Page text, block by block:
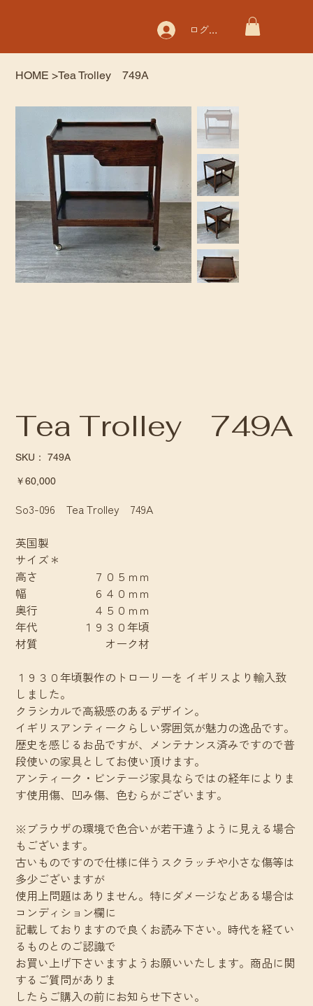
ログイン
HOME >Tea Trolley 749A
Tea Trolley 749A
SKU：
SKU：
749A
価
￥60,000
So3-096 Tea Trolley 749A
英国製
サイズ＊
高さ ７０５ｍｍ
幅 ６４０ｍｍ
奥行 ４５０ｍｍ
年代 １９３０年頃
材質 オーク材
１９３０年頃製作のトローリーを イギリスより輸入致
しました。
クラシカルで高級感のあるデザイン。
イギリスアンティークらしい雰囲気が魅力の逸品です。
歴史を感じるお品ですが、メンテナンス済みですので普
段使いの家具としてお使い頂けます。
アンティーク・ビンテージ家具ならではの経年によりま
す使用傷、凹み傷、色むらがございます。
※ブラウザの環境で色合いが若干違うように見える場合
もございます。
古いものですので仕様に伴うスクラッチや小さな傷等は
多少ございますが
使用上問題はありません。特にダメージなどある場合は
コンディション欄に
記載しておりますので良くお読み下さい。時代を経てい
るものとのご認識で
お買い上げ下さいますようお願いいたします。商品に関
するご質問がありま
したらご購入の前にお知らせ下さい。